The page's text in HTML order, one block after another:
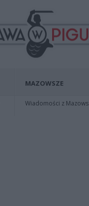
MAZOWSZE
Wiadomości z